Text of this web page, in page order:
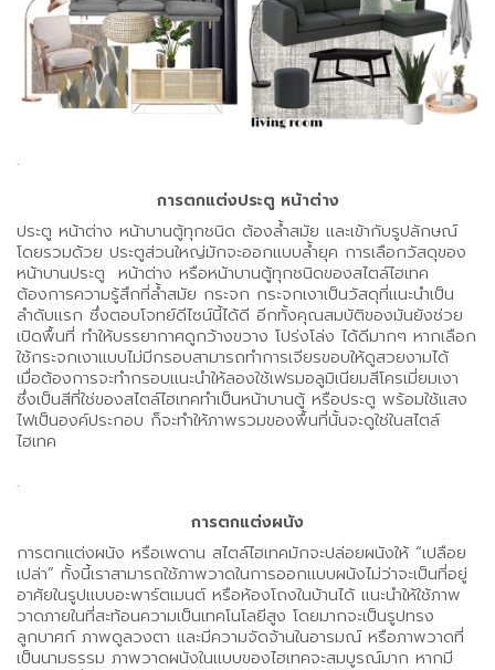
.
การตกแต่งประตู หน้าต่าง
ประตู หน้าต่าง หน้าบานตู้ทุกชนิด ต้องล้ำสมัย และเข้ากับรูปลักษณ์
โดยรวมด้วย ประตูส่วนใหญ่มักจะออกแบบล้ำยุค การเลือกวัสดุของ
หน้าบานประตู หน้าต่าง หรือหน้าบานตู้ทุกชนิดของสไตล์ไฮเทค
ต้องการความรู้สึกที่ล้ำสมัย กระจก กระจกเงาเป็นวัสดุที่แนะนำเป็น
ลำดับแรก ซึ่งตอบโจทย์ดีไซน์นี้ได้ดี อีกทั้งคุณสมบัติของมันยังช่วย
เปิดพื้นที่ ทำให้บรรยากาศดูกว้างขวาง โปร่งโล่ง ได้ดีมากๆ หากเลือก
ใช้กระจกเงาแบบไม่มีกรอบสามารถทำการเจียรขอบให้ดูสวยงามได้
เมื่อต้องการจะทำกรอบแนะนำให้ลองใช้เฟรมอลูมิเนียมสีโครเมี่ยมเงา
ซึ่งเป็นสีที่ใช่ของสไตล์ไฮเทคทำเป็นหน้าบานตู้ หรือประตู พร้อมใช้แสง
ไฟเป็นองค์ประกอบ ก็จะทำให้ภาพรวมของพื้นที่นั้นจะดูใช่ในสไตล์
ไฮเทค
.
การตกแต่งผนัง
การตกแต่งผนัง หรือเพดาน สไตล์ไฮเทคมักจะปล่อยผนังให้ “เปลือย
เปล่า” ทั้งนี้เราสามารถใช้ภาพวาดในการออกแบบผนังไม่ว่าจะเป็นที่อยู่
อาศัยในรูปแบบอะพาร์ตเมนต์ หรือห้องโถงในบ้านได้ แนะนำให้ใช้ภาพ
วาดภายในที่สะท้อนความเป็นเทคโนโลยีสูง โดยมากจะเป็นรูปทรง
ลูกบาศก์ ภาพดูลวงตา และมีความจัดจ้านในอารมณ์ หรือภาพวาดที่
เป็นนามธรรม ภาพวาดผนังในแบบของไฮเทคจะสมบูรณ์มาก หากมี